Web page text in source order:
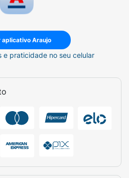
aplicativo Araujo
e praticidade no seu celular